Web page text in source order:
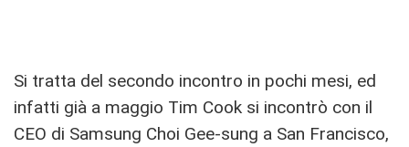
Si tratta del secondo incontro in pochi mesi, ed
infatti già a maggio Tim Cook si incontrò con il
CEO di Samsung Choi Gee-sung a San Francisco,